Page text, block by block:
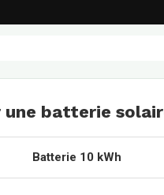
une batterie
Batterie 10 kWh